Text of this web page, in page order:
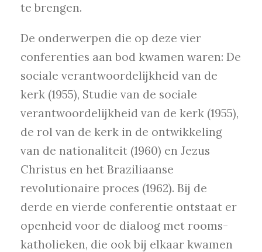
te brengen.
De onderwerpen die op deze vier
conferenties aan bod kwamen waren: De
sociale verantwoordelijkheid van de
kerk (1955), Studie van de sociale
verantwoordelijkheid van de kerk (1955),
de rol van de kerk in de ontwikkeling
van de nationaliteit (1960) en Jezus
Christus en het Braziliaanse
revolutionaire proces (1962). Bij de
derde en vierde conferentie ontstaat er
openheid voor de dialoog met rooms-
katholieken, die ook bij elkaar kwamen